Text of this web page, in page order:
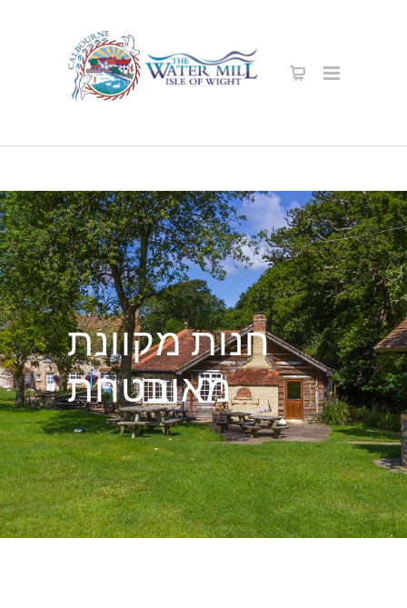
חנות מקוונת
מאובטחת